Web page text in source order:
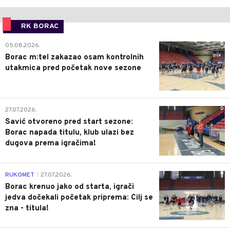
RK BORAC
0
05.08.2026.
Borac m:tel zakazao osam kontrolnih
utakmica pred početak nove sezone
0
27.07.2026.
Savić otvoreno pred start sezone:
Borac napada titulu, klub ulazi bez
dugova prema igračima!
0
RUKOMET 27.07.2026.
Borac krenuo jako od starta, igrači
jedva dočekali početak priprema: Cilj se
zna - titula!